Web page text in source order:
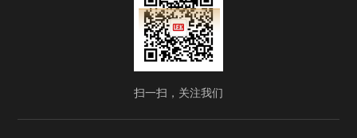
扫一扫，关注我们